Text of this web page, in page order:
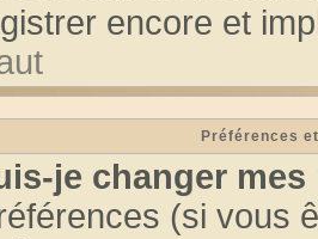
encore et
Préférences
je changer mes
(si vous